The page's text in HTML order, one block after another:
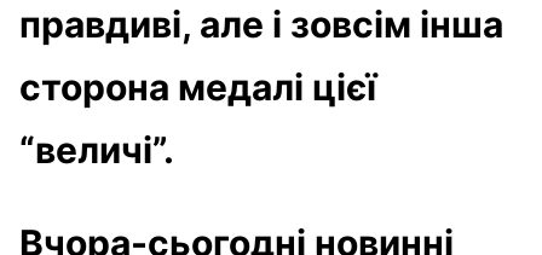
правдиві, але і зовсім інша
сторона медалі цієї
“величі”.
Вчора-сьогодні новинні